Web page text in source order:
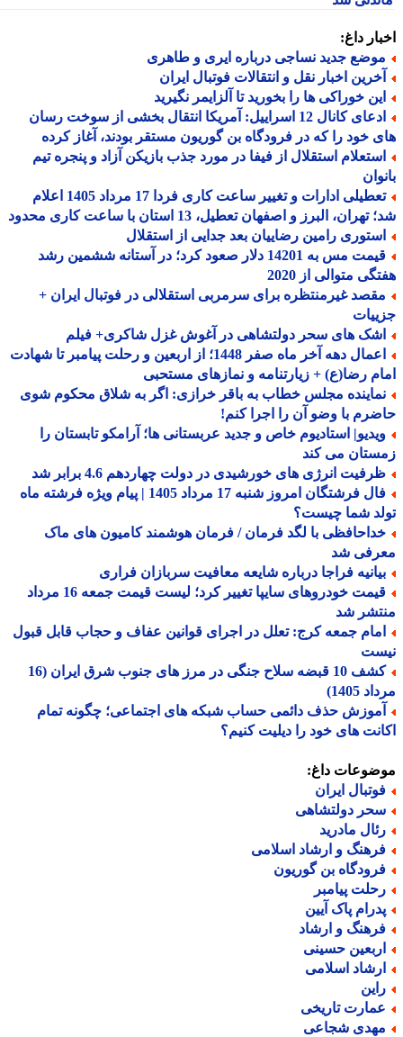
داغ:
جدید نساجی درباره ایری و طاهری
اخبار نقل و انتقالات فوتبال ایران
خوراکی ها را بخورید تا آلزایمر نگیرید
ادعای کانال 12 اسراییل: آمریکا انتقال بخشی از سوخت رسان
خود را که در فرودگاه بن گوریون مستقر بودند، آغاز کرده
استقلال از فیفا در مورد جذب بازیکن آزاد و پنجره تیم
تعطیلی ادارات و تغییر ساعت کاری فردا 17 مرداد 1405 اعلام
البرز و اصفهان تعطیل، 13 استان با ساعت کاری محدود
رامین رضاییان بعد جدایی از استقلال
قیمت مس به 14201 دلار صعود کرد؛ در آستانه ششمین رشد
متوالی از 2020
غیرمنتظره برای سرمربی استقلالی در فوتبال ایران +
های سحر دولتشاهی در آغوش غزل شاکری+ فیلم
اعمال دهه آخر ماه صفر 1448؛ از اربعین و رحلت پیامبر تا شهادت
رضا(ع) + زیارتنامه و نمازهای مستحبی
مجلس خطاب به باقر خرازی: اگر به شلاق محکوم شوی
با وضو آن را اجرا کنم!
استادیوم خاص و جدید عربستانی ها؛ آرامکو تابستان را
می کند
انرژی های خورشیدی در دولت چهاردهم 4.6 برابر شد
فال فرشتگان امروز شنبه 17 مرداد 1405 | پیام ویژه فرشته ماه
شما چیست؟
با لگد فرمان / فرمان هوشمند کامیون های ماک
شد
فراجا درباره شایعه معافیت سربازان فراری
قیمت خودروهای سایپا تغییر کرد؛ لیست قیمت جمعه 16 مرداد
شد
جمعه کرج: تعلل در اجرای قوانین عفاف و حجاب قابل قبول
کشف 10 قبضه سلاح جنگی در مرز های جنوب شرق ایران (16
1405)
حذف دائمی حساب شبکه های اجتماعی؛ چگونه تمام
های خود را دیلیت کنیم؟
داغ:
ایران
دولتشاهی
مادرید
و ارشاد اسلامی
بن گوریون
پیامبر
پاک آیین
و ارشاد
حسینی
اسلامی
تاریخی
شجاعی